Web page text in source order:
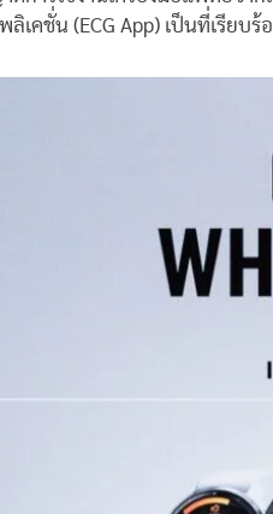
ลิเคชั่น (ECG App) เป็นที่เรียบร้